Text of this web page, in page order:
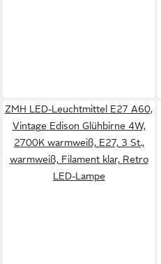
ZMH LED-Leuchtmittel E27 A60,
Vintage Edison Glühbirne 4W,
2700K warmweiß, E27, 3 St.,
warmweiß, Filament klar, Retro
LED-Lampe